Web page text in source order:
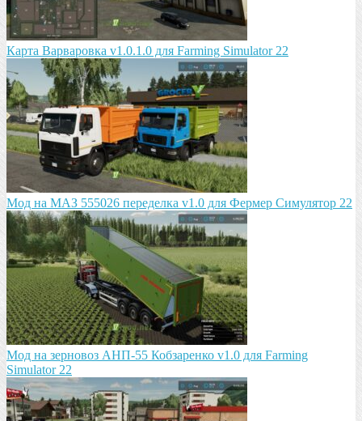
Карта Варваровка v1.0.1.0 для Farming Simulator 22
Мод на МАЗ 555026 пeрeдeлка v1.0 для Фермер Симулятор 22
Мод на зeрновоз АНП-55 Кобзарeнко v1.0 для Farming
Simulator 22